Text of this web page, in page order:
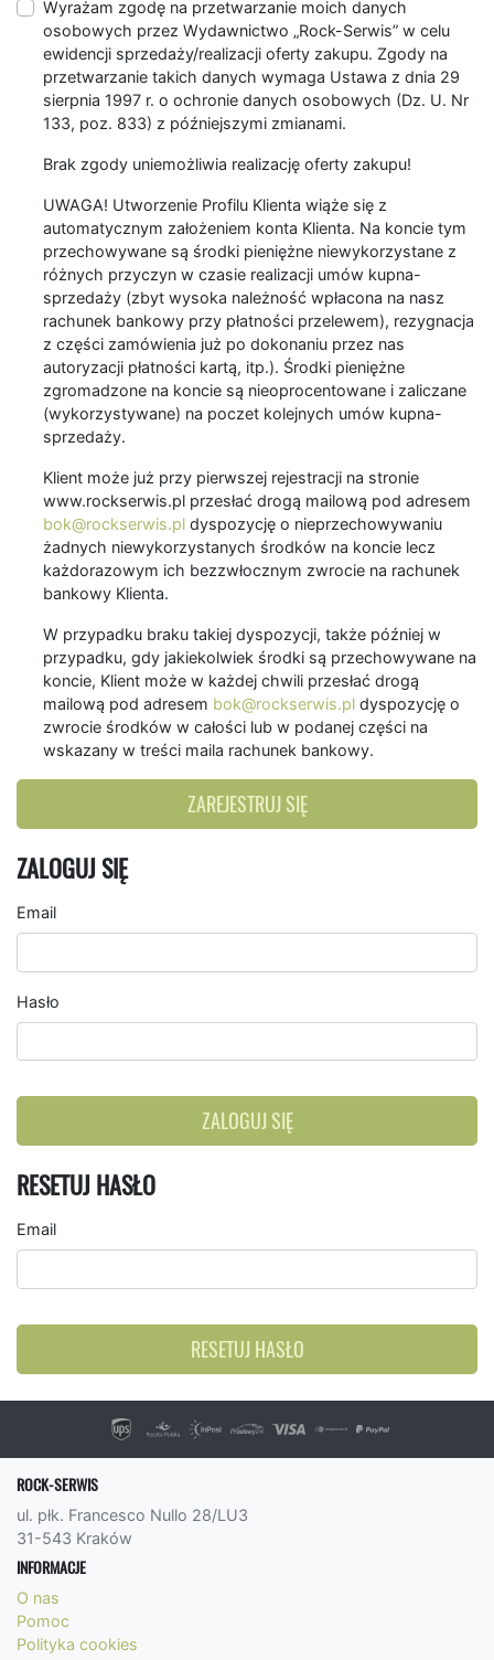
Wyrażam zgodę na przetwarzanie moich danych
osobowych przez Wydawnictwo „Rock-Serwis” w celu
ewidencji sprzedaży/realizacji oferty zakupu. Zgody na
przetwarzanie takich danych wymaga Ustawa z dnia 29
sierpnia 1997 r. o ochronie danych osobowych (Dz. U. Nr
133, poz. 833) z późniejszymi zmianami.
Brak zgody uniemożliwia realizację oferty zakupu!
UWAGA! Utworzenie Profilu Klienta wiąże się z
automatycznym założeniem konta Klienta. Na koncie tym
przechowywane są środki pieniężne niewykorzystane z
różnych przyczyn w czasie realizacji umów kupna-
sprzedaży (zbyt wysoka należność wpłacona na nasz
rachunek bankowy przy płatności przelewem), rezygnacja
z części zamówienia już po dokonaniu przez nas
autoryzacji płatności kartą, itp.). Środki pieniężne
zgromadzone na koncie są nieoprocentowane i zaliczane
(wykorzystywane) na poczet kolejnych umów kupna-
sprzedaży.
Klient może już przy pierwszej rejestracji na stronie
www.rockserwis.pl przesłać drogą mailową pod adresem
bok@rockserwis.pl dyspozycję o nieprzechowywaniu
żadnych niewykorzystanych środków na koncie lecz
każdorazowym ich bezzwłocznym zwrocie na rachunek
bankowy Klienta.
W przypadku braku takiej dyspozycji, także później w
przypadku, gdy jakiekolwiek środki są przechowywane na
koncie, Klient może w każdej chwili przesłać drogą
mailową pod adresem bok@rockserwis.pl dyspozycję o
zwrocie środków w całości lub w podanej części na
wskazany w treści maila rachunek bankowy.
ZAREJESTRUJ SIĘ
ZALOGUJ SIĘ
Email
Hasło
ZALOGUJ SIĘ
RESETUJ HASŁO
Email
RESETUJ HASŁO
ROCK-SERWIS
ul. płk. Francesco Nullo 28/LU3
31-543 Kraków
INFORMACJE
O nas
Pomoc
Polityka cookies